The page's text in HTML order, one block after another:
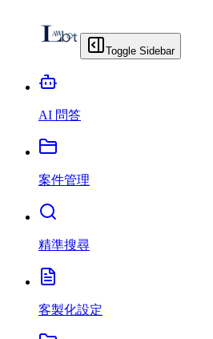
Toggle Sidebar
AI 問答
案件管理
精準搜尋
客製化設定